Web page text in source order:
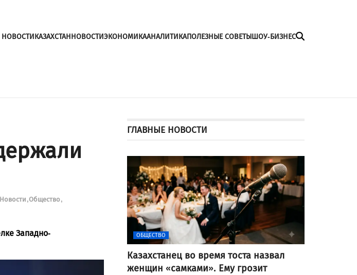
НОВОСТИКАЗАХСТАННОВОСТИЭКОНОМИКААНАЛИТИКАПОЛЕЗНЫЕ СОВЕТЫШОУ-БИЗНЕС
НовостиОбщество
Западно-
ГЛАВНЫЕ НОВОСТИ
ОБЩЕСТВО
Казахстанец во время тоста назвал
женщин «самками». Ему грозит